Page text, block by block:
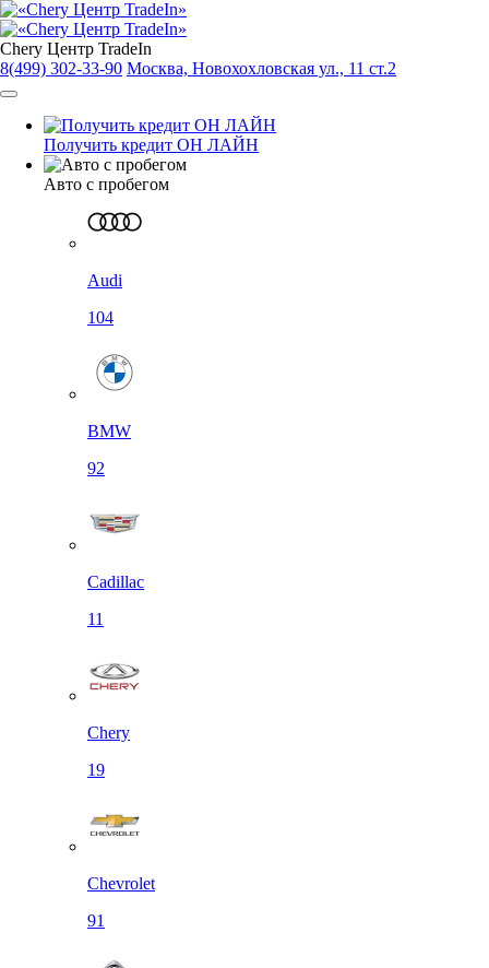
Chery Центр TradeIn
8(499) 302-33-90 Москва, Новохохловская ул., 11 ст.2
Получить кредит ОН ЛАЙН
Авто с пробегом
Audi
104
BMW
92
Cadillac
11
Chery
19
Chevrolet
91